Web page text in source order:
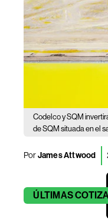
Codelco y SQM
de SQM situada en el
PorJames Attwood
ÚLTIMAS